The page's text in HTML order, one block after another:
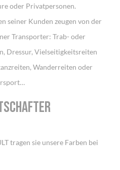
oder Privatpersonen.
seiner Kunden zeugen von der
Transporter: Trab- oder
Dressur, Vielseitigkeitsreiten
Wanderreiten oder
tragen sie unsere Farben bei